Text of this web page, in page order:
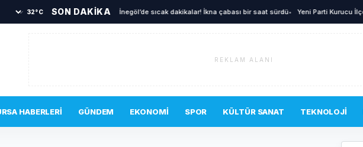
32°C SON DAKİKA
sincabı elleriyle besledi• İnegöl’de sıcak dakikalar! İkna çabası bir saat sürdü• Yeni Parti Kurucu İlçe
REKLAM ALANI
HABERLERI GÜNDEM EKONOMI SPOR KÜLTÜR SANAT TEKNOLOJI